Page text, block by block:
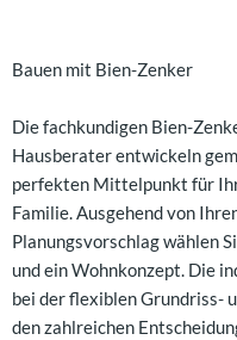
Bauen mit Bien-Zenker
Die fachkundigen Bien-
Hausberater entwickeln
perfekten Mittelpunkt für
Familie. Ausgehend von
Planungsvorschlag wählen
und ein Wohnkonzept. Die
bei der flexiblen Grundriss-
den zahlreichen